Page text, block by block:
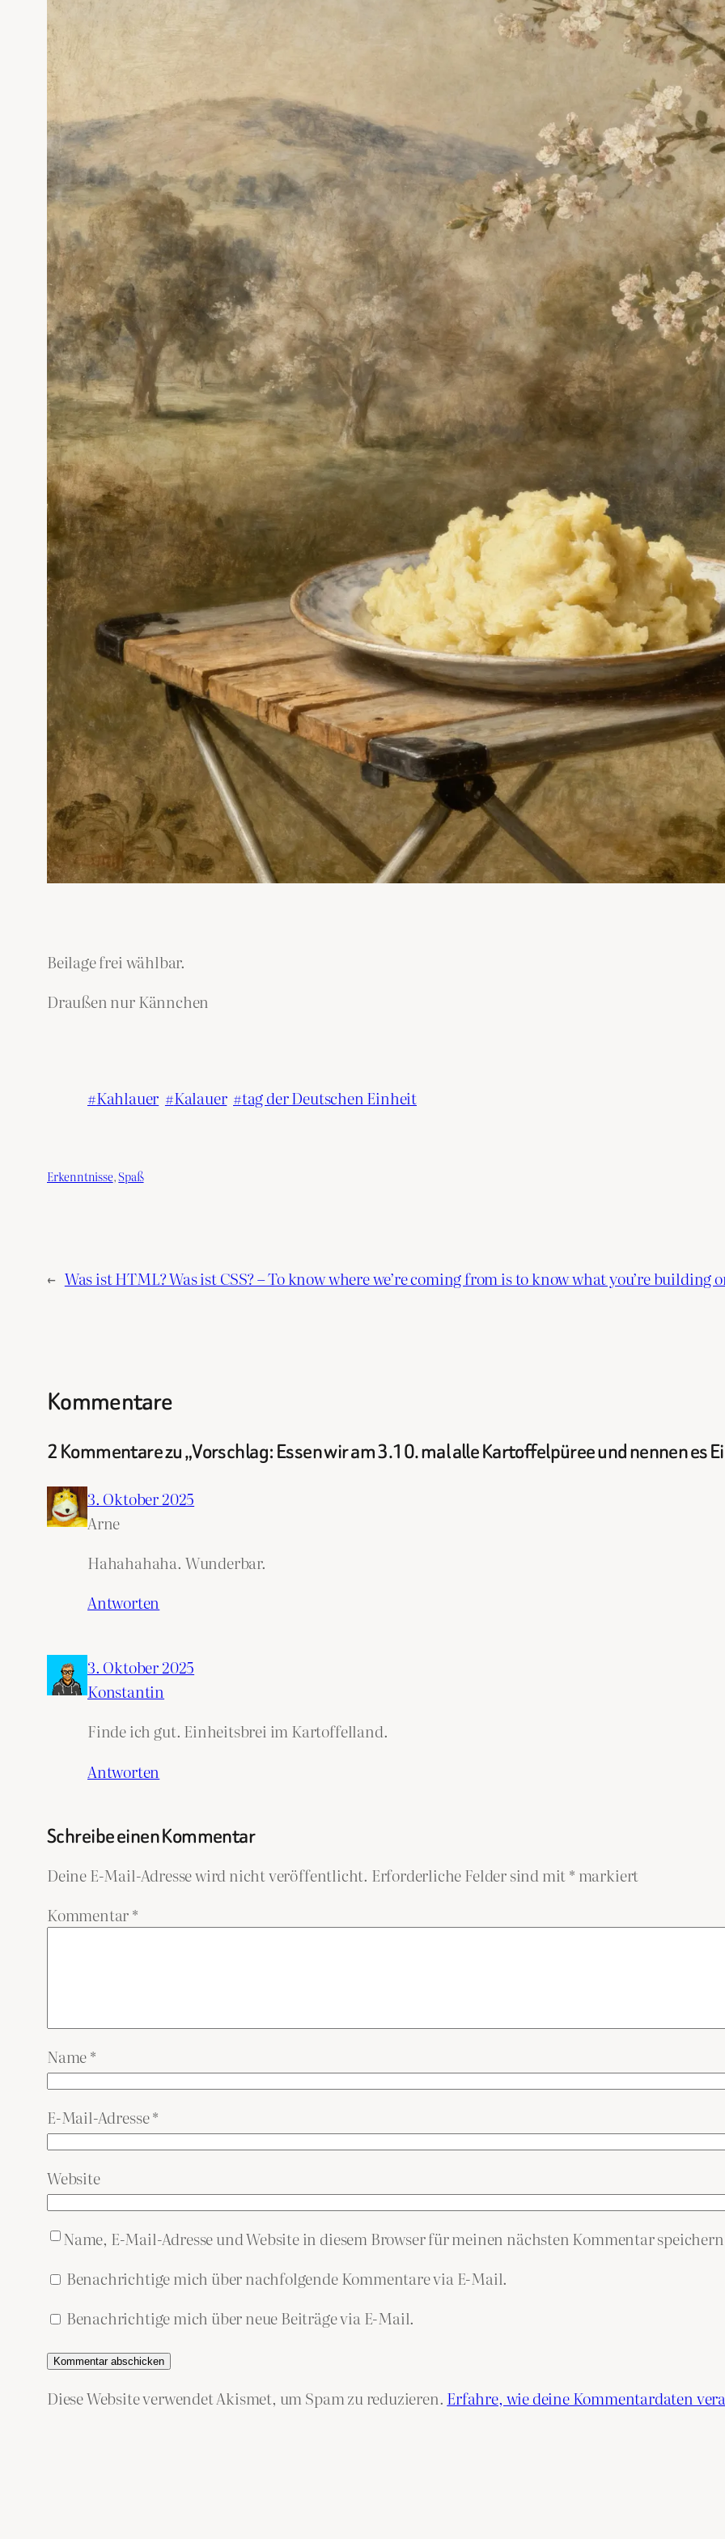
Beilage frei wählbar.
Draußen nur Kännchen
Kahlauer Kalauer tag der Deutschen Einheit
Erkenntnisse, Spaß
← Was ist HTML? Was ist CSS? – To know where we’re coming from is to know what you’re building
Kommentare
2 Kommentare zu „Vorschlag: Essen wir am 3.10. mal alle Kartoffelpüree und nennen es
3. Oktober 2025
Arne
Hahahahaha. Wunderbar.
Antworten
3. Oktober 2025
Konstantin
Finde ich gut. Einheitsbrei im Kartoffelland.
Antworten
Schreibe einen Kommentar
Deine E-Mail-Adresse wird nicht veröffentlicht. Erforderliche Felder sind mit* markiert
Kommentar*
Name*
E-Mail-Adresse*
Website
Name, E-Mail-Adresse und Website in diesem Browser für meinen nächsten Kommentar
Benachrichtige mich über nachfolgende Kommentare via E-Mail.
Benachrichtige mich über neue Beiträge via E-Mail.
Diese Website verwendet Akismet, um Spam zu reduzieren. Erfahre, wie deine Kommentardaten